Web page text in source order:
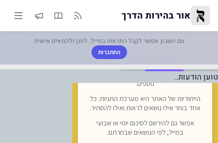
|-"זה לא משנה איפה גדלת":
אור בהירות הדרך
עם חשבון אפשר לקבל התראות במייל, לסנן ולהתאים אישית
התחברות
טוען הודעות...